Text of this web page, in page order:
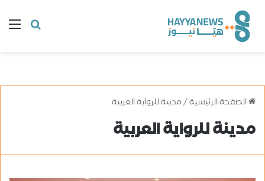
البحث
الصفحة الرئيسية/مدينة للرواية العربية
مدينة للرواية العربية